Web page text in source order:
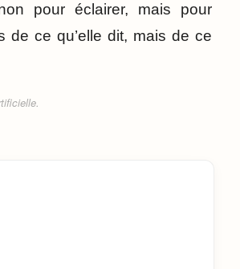
pour éclairer, mais pour
de ce qu’elle dit, mais de ce